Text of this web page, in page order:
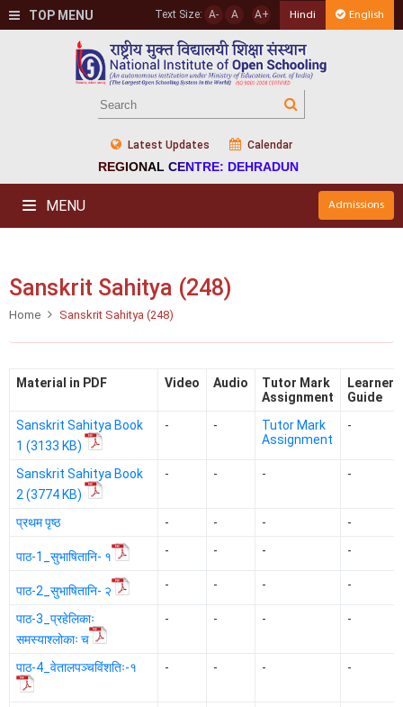
TOP MENU Text Size: A- A A+ Hindi English
Latest Updates Calendar
REGIONAL CENTRE: DEHRADUN
MENU Admissions
Sanskrit Sahitya (248)
Home Sanskrit Sahitya (248)
Material in PDF Video Audio
Tutor Mark
Assignment
Learner's
Guide
Sanskrit Sahitya Book
1 (3133 KB)
- -
Tutor Mark
Assignment
-
Sanskrit Sahitya Book
2 (3774 KB)
- - - -
प्रथम पृष्ठ - - - -
पाठ-1_सुभाषितानि- १ - - - -
पाठ-2_सुभाषितानि- २ - - - -
पाठ-3_प्रहेलिकाः
समस्याश्लोकाः च
- - - -
पाठ-4_वेतालपञ्चविंशतिः-१ - - - -